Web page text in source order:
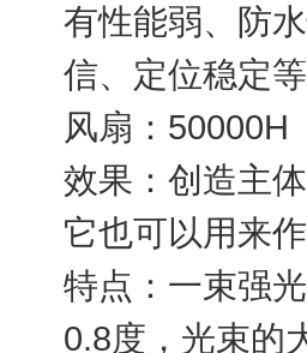
有性能弱、防
信、定位稳定
风扇：50000H
效果：创造主
它也可以用来
特点：一束强
0.8度，光束的